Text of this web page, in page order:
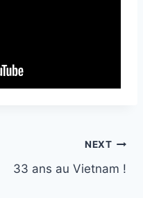
NEXT
33 ans au Vietnam !